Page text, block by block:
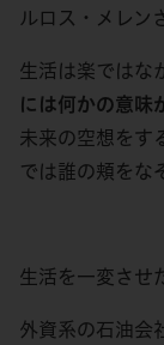
ルロス・メレン
生活は楽ではな
には何かの意味
未来の空想をす
では誰の頬をな
生活を一変させ
外資系の石油会